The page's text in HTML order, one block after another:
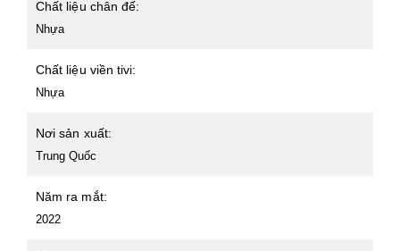
Chất liệu chân đế:
Nhựa
Chất liệu viền tivi:
Nhựa
Nơi sản xuất:
Trung Quốc
Năm ra mắt:
2022